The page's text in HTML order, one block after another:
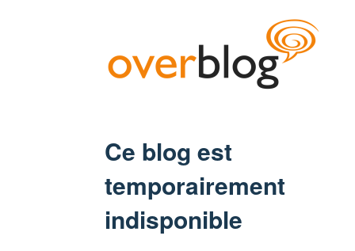
Ce blog est
temporairement
indisponible